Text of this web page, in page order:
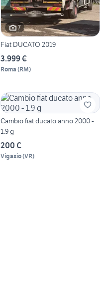
7
Fiat DUCATO 2019
3.999 €
Roma (RM)
Cambio fiat ducato anno 2000 -
1.9 g
200 €
Vigasio(VR)